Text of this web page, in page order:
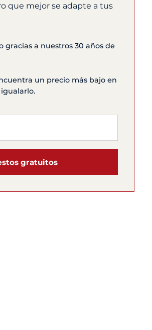
que mejor se adapte a tus
gracias a nuestros 30 años de
un precio más bajo en
gratuitos